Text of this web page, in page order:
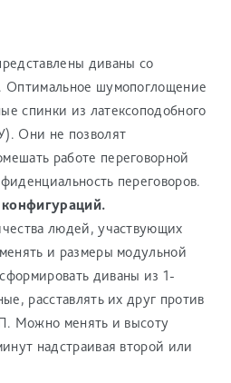
диваны со
Оптимальное шумопоглощение
спинки из латексоподобного
Они не позволят
работе переговорной
переговоров.
людей, участвующих
и размеры модульной
диваны из 1-
расставлять их друг против
Можно менять и высоту
надстраивая второй или